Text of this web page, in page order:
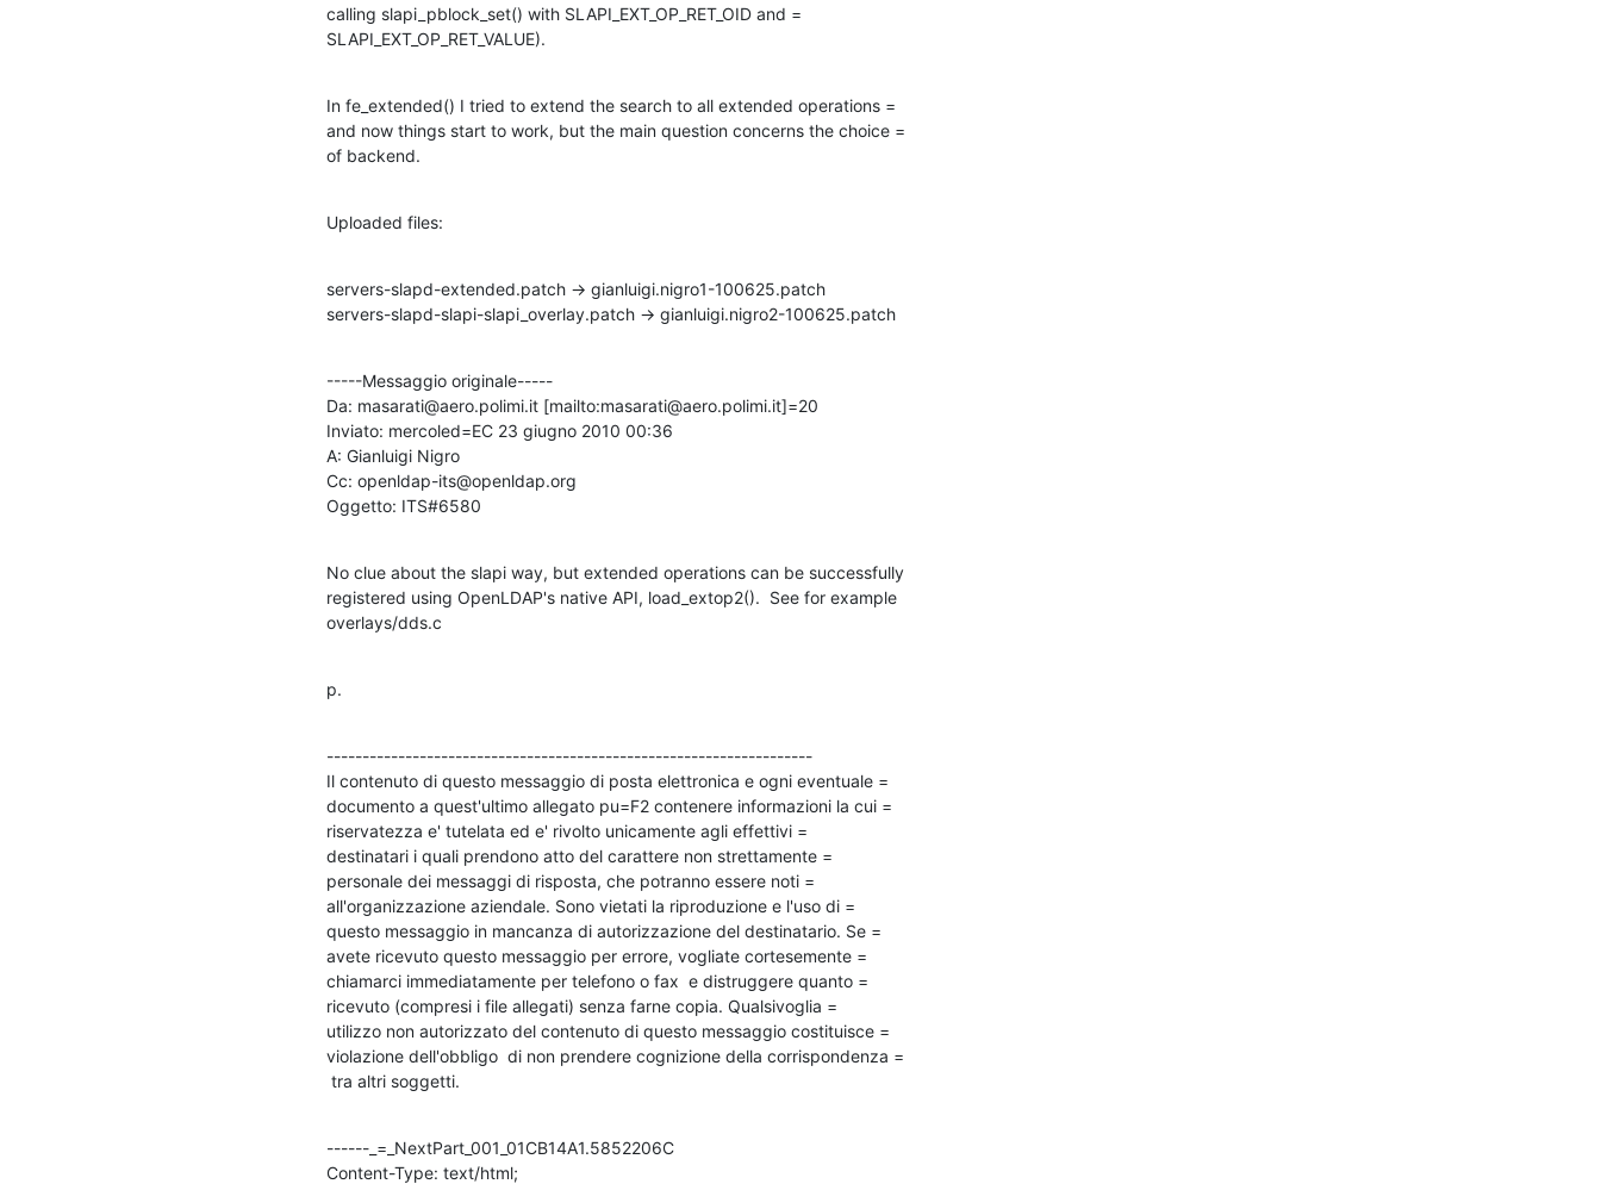
calling slapi_pblock_set() with SLAPI_EXT_OP_RET_OID and =
SLAPI_EXT_OP_RET_VALUE).
In fe_extended() I tried to extend the search to all extended operations =
and now things start to work, but the main question concerns the choice =
of backend.
Uploaded files:
servers-slapd-extended.patch -> gianluigi.nigro1-100625.patch
servers-slapd-slapi-slapi_overlay.patch -> gianluigi.nigro2-100625.patch
-----Messaggio originale-----
Da: masarati@aero.polimi.it [mailto:masarati@aero.polimi.it]=20
Inviato: mercoled=EC 23 giugno 2010 00:36
A: Gianluigi Nigro
Cc: openldap-its@openldap.org
Oggetto: ITS#6580
No clue about the slapi way, but extended operations can be successfully
registered using OpenLDAP's native API, load_extop2().  See for example
overlays/dds.c
p.
--------------------------------------------------------------------
Il contenuto di questo messaggio di posta elettronica e ogni eventuale =
documento a quest'ultimo allegato pu=F2 contenere informazioni la cui =
riservatezza e' tutelata ed e' rivolto unicamente agli effettivi =
destinatari i quali prendono atto del carattere non strettamente =
personale dei messaggi di risposta, che potranno essere noti =
all'organizzazione aziendale. Sono vietati la riproduzione e l'uso di =
questo messaggio in mancanza di autorizzazione del destinatario. Se =
avete ricevuto questo messaggio per errore, vogliate cortesemente =
chiamarci immediatamente per telefono o fax  e distruggere quanto =
ricevuto (compresi i file allegati) senza farne copia. Qualsivoglia =
utilizzo non autorizzato del contenuto di questo messaggio costituisce =
violazione dell'obbligo  di non prendere cognizione della corrispondenza =
tra altri soggetti.
------_=_NextPart_001_01CB14A1.5852206C
Content-Type: text/html;